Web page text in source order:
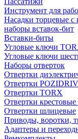
Инструмент для
Насадки торцевые с
наборы вставок-бит
Вставки-биты
Угловые ключи
Угловые ключи
Наборы отверток
Отвертки
Отвертки POZIDRIV
Отвертки TORX
Отвертки
Отвертки шлицевые
Приводы, воротки,
Адаптеры и